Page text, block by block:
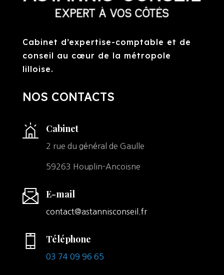
Cabinet d’expertise-comptable et de
conseil au cœur de la métropole
lilloise.
NOS CONTACTS
Cabinet
2 rue du général de Gaulle
59263 Houplin-Ancoisne
E-mail
contact@astannisconseil.fr
Téléphone
03 74 09 96 65